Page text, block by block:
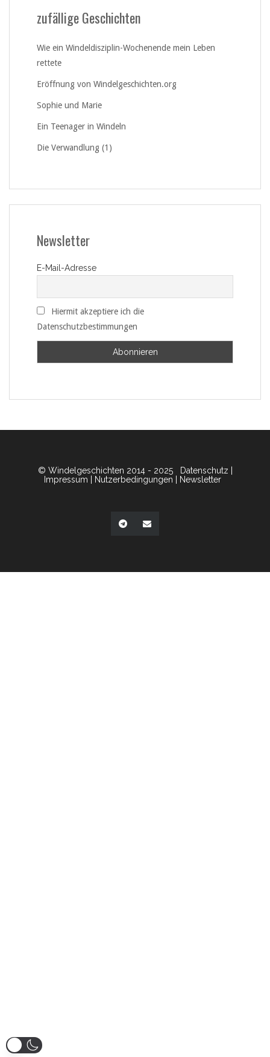
zufällige Geschichten
Wie ein Windeldisziplin-Wochenende mein Leben
rettete
Eröffnung von Windelgeschichten.org
Sophie und Marie
Ein Teenager in Windeln
Die Verwandlung (1)
Newsletter
E-Mail-Adresse
Hiermit akzeptiere ich die
Datenschutzbestimmungen
© Windelgeschichten 2014 - 2025 Datenschutz
Impressum
Nutzerbedingungen Newsletter